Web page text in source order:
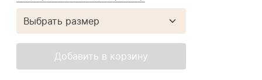
Выбрать размер
Добавить в корзину